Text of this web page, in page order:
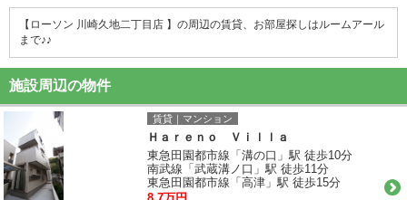
【ローソン 川崎久地二丁目店 】の周辺の賃貸、お部屋探しは ルームアール
まで♪♪
施設周辺の物件
賃貸｜マンション
Ｈａｒｅｎｏ Ｖｉｌｌａ
東急田園都市線「溝の口」駅 徒歩10分
南武線「武蔵溝ノ口」駅 徒歩11分
東急田園都市線「高津」駅 徒歩15分